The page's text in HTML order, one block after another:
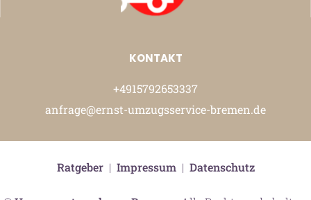
KONTAKT
+4915792653337
anfrage@ernst-umzugsservice-bremen.de
Ratgeber| Impressum| Datenschutz